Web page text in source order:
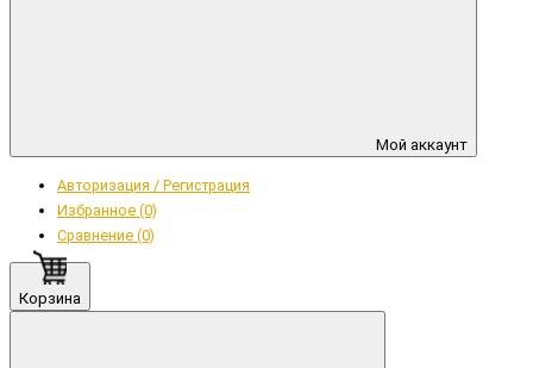
Мой аккаунт
Авторизация / Регистрация
Избранное (0)
Сравнение (0)
Корзина